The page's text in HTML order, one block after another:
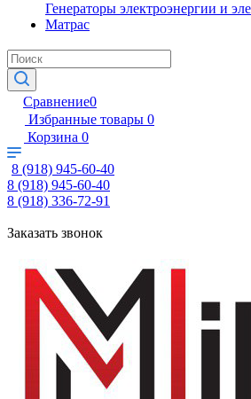
Генераторы электроэнергии и
Матрас
Сравнение0
Избранные товары 0
Корзина 0
8 (918) 945-60-40
8 (918) 945-60-40
8 (918) 336-72-91
Заказать звонок